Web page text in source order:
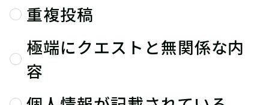
重複投稿
極端にクエストと無関係な内
容